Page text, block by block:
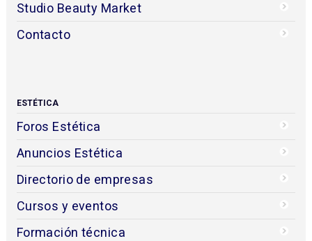
Studio Beauty Market
Contacto
ESTÉTICA
Foros Estética
Anuncios Estética
Directorio de empresas
Cursos y eventos
Formación técnica